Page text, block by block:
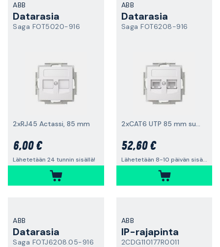
ABB
Datarasia
Saga FOT5020-916
2xRJ45 Actassi, 85 mm
6,00 €
Lähetetään 24 tunnin sisällä!
ABB
Datarasia
Saga FOT6208-916
2xCAT6 UTP 85 mm suora
52,60 €
Lähetetään 8-10 päivän sisällä
ABB
Datarasia
Saga FOTJ6208.05-916
ABB
IP-rajapinta
2CDG110177R0011